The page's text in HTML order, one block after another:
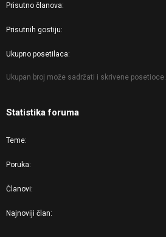
Prisutno članova
Prisutnih gostiju
Ukupno posetilaca
Ukupan broj može sadržati i skrivene posetioce.
Statistika foruma
Teme
Poruka
Članovi
Najnoviji član